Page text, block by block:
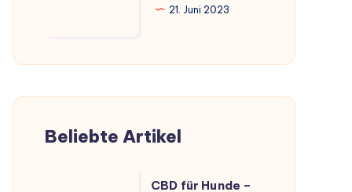
21. Juni 2023
Beliebte Artikel
CBD für Hunde –